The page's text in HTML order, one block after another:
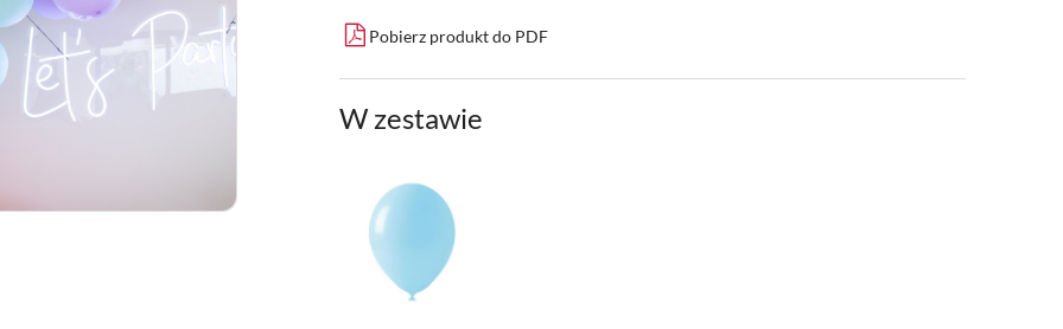
Pobierz produkt do PDF
W zestawie